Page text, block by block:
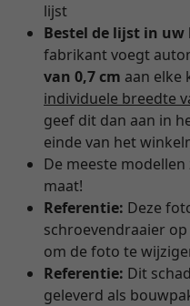
lijst
Bestel de lijst in
fabrikant voegt
van 0,7 cm aan elke
individuele breedte
geef dit dan aan in
einde van het
De meeste
maat!
Referentie: Deze
schroevendraaier
om de foto te
Referentie: Dit
geleverd als